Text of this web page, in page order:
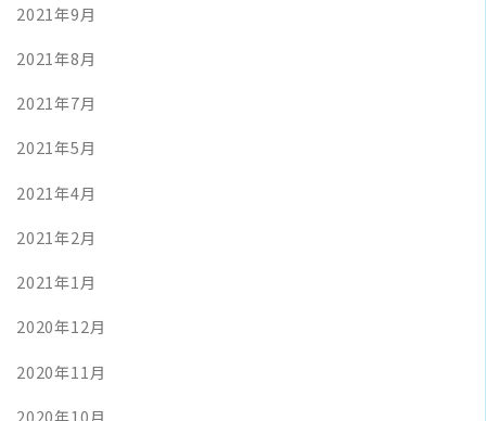
2021年9月
2021年8月
2021年7月
2021年5月
2021年4月
2021年2月
2021年1月
2020年12月
2020年11月
2020年10月